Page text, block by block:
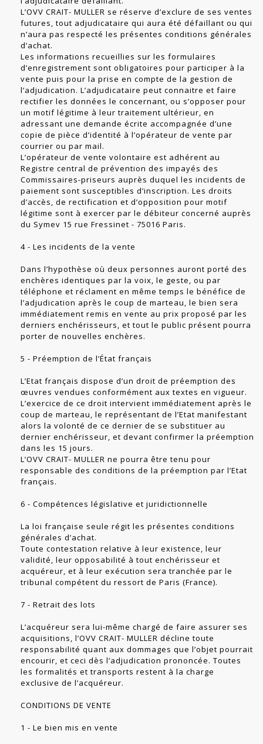
L’OVV CRAIT- MULLER se réserve d’exclure de ses ventes
futures, tout adjudicataire qui aura été défaillant ou qui
n’aura pas respecté les présentes conditions générales
d’achat.
Les informations recueillies sur les formulaires
d’enregistrement sont obligatoires pour participer à la
vente puis pour la prise en compte de la gestion de
l’adjudication. L’adjudicataire peut connaitre et faire
rectifier les données le concernant, ou s’opposer pour
un motif légitime à leur traitement ultérieur, en
adressant une demande écrite accompagnée d’une
copie de pièce d’identité à l’opérateur de vente par
courrier ou par mail.
L’opérateur de vente volontaire est adhérent au
Registre central de prévention des impayés des
Commissaires-priseurs auprès duquel les incidents de
paiement sont susceptibles d’inscription. Les droits
d’accès, de rectification et d’opposition pour motif
légitime sont à exercer par le débiteur concerné auprès
du Symev 15 rue Fressinet - 75016 Paris.
4 - Les incidents de la vente
Dans l’hypothèse où deux personnes auront porté des
enchères identiques par la voix, le geste, ou par
téléphone et réclament en même temps le bénéfice de
l’adjudication après le coup de marteau, le bien sera
immédiatement remis en vente au prix proposé par les
derniers enchérisseurs, et tout le public présent pourra
porter de nouvelles enchères.
5 - Préemption de l’État français
L’Etat français dispose d’un droit de préemption des
œuvres vendues conformément aux textes en vigueur.
L’exercice de ce droit intervient immédiatement après le
coup de marteau, le représentant de l’Etat manifestant
alors la volonté de ce dernier de se substituer au
dernier enchérisseur, et devant confirmer la préemption
dans les 15 jours.
L’OVV CRAIT- MULLER ne pourra être tenu pour
responsable des conditions de la préemption par l’Etat
français.
6 - Compétences législative et juridictionnelle
La loi française seule régit les présentes conditions
générales d’achat.
Toute contestation relative à leur existence, leur
validité, leur opposabilité à tout enchérisseur et
acquéreur, et à leur exécution sera tranchée par le
tribunal compétent du ressort de Paris (France).
7 - Retrait des lots
L’acquéreur sera lui-même chargé de faire assurer ses
acquisitions, l’OVV CRAIT- MULLER décline toute
responsabilité quant aux dommages que l’objet pourrait
encourir, et ceci dès l’adjudication prononcée. Toutes
les formalités et transports restent à la charge
exclusive de l’acquéreur.
CONDITIONS DE VENTE
1 - Le bien mis en vente